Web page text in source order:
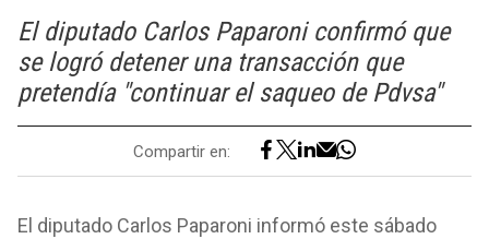
El diputado Carlos Paparoni confirmó que
se logró detener una transacción que
pretendía "continuar el saqueo de Pdvsa"
Compartir en:
El diputado Carlos Paparoni informó este sábado